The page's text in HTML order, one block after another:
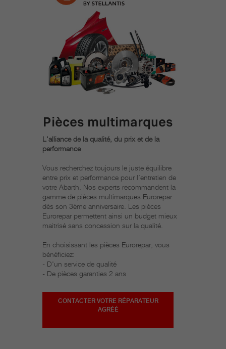
Pièces multimarques
L'alliance de la qualité, du prix et de la
performance
Vous recherchez toujours le juste équilibre
entre prix et performance pour l’entretien de
votre Abarth. Nos experts recommandent la
gamme de pièces multimarques Eurorepar
dès son 3ème anniversaire. Les pièces
Eurorepar permettent ainsi un budget mieux
maitrisé sans concession sur la qualité.
En choisissant les pièces Eurorepar, vous
bénéficiez:
- D'un service de qualité
- De pièces garanties 2 ans
CONTACTER VOTRE RÉPARATEUR
AGRÉÉ